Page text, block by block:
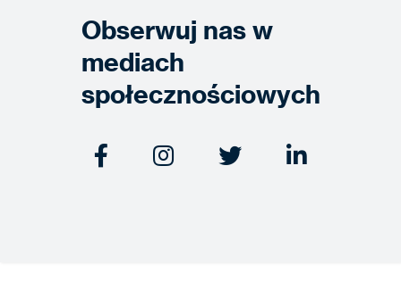
Obserwuj nas w
mediach
społecznościowych
   